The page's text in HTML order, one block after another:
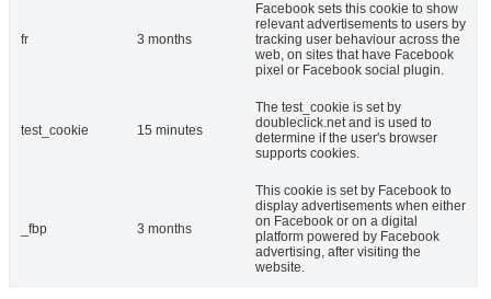
fr 3 months
Facebook sets this cookie to show
relevant advertisements to users by
tracking user behaviour across the
web, on sites that have Facebook
pixel or Facebook social plugin.
test_cookie 15 minutes
The test_cookie is set by
doubleclick.net and is used to
determine if the user's browser
supports cookies.
_fbp 3 months
This cookie is set by Facebook to
display advertisements when either
on Facebook or on a digital
platform powered by Facebook
advertising, after visiting the
website.